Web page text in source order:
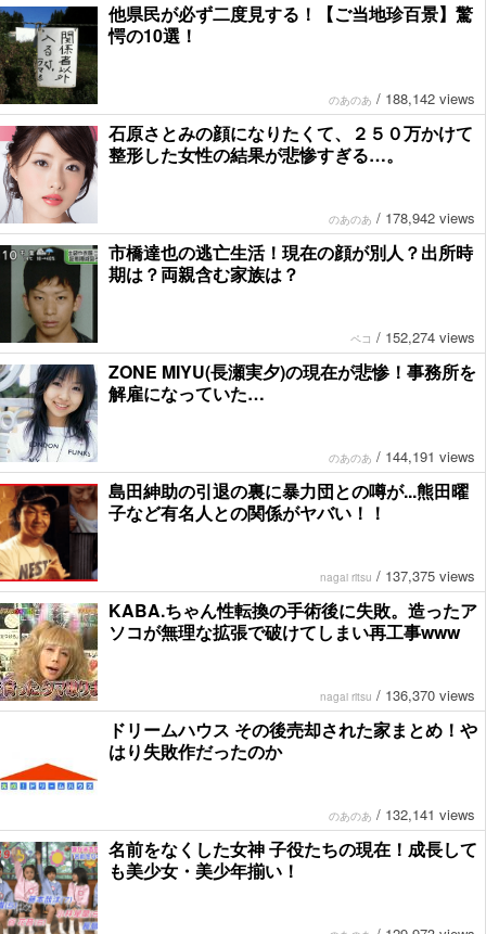
他県民が必ず二度見する！【ご当地珍百景】驚
愕の10選！
のあのあ / 188,142 views
石原さとみの顔になりたくて、２５０万かけて
整形した女性の結果が悲惨すぎる…。
のあのあ / 178,942 views
市橋達也の逃亡生活！現在の顔が別人？出所時
期は？両親含む家族は？
ペコ / 152,274 views
ZONE MIYU(長瀬実夕)の現在が悲惨！事務所を
解雇になっていた…
のあのあ / 144,191 views
島田紳助の引退の裏に暴力団との噂が...熊田曜
子など有名人との関係がヤバい！！
nagai ritsu / 137,375 views
KABA.ちゃん性転換の手術後に失敗。造ったア
ソコが無理な拡張で破けてしまい再工事www
nagai ritsu / 136,370 views
ドリームハウス その後売却された家まとめ！や
はり失敗作だったのか
のあのあ / 132,141 views
名前をなくした女神 子役たちの現在！成長して
も美少女・美少年揃い！